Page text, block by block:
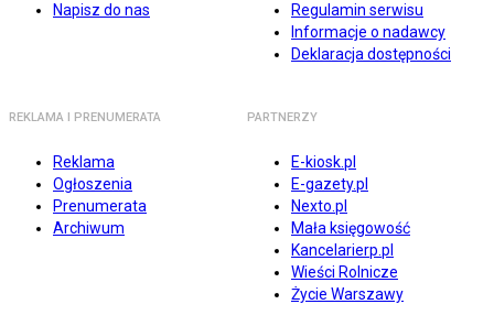
Napisz do nas
Regulamin serwisu
Informacje o nadawcy
Deklaracja dostępności
REKLAMA I PRENUMERATA
Reklama
Ogłoszenia
Prenumerata
Archiwum
PARTNERZY
E-kiosk.pl
E-gazety.pl
Nexto.pl
Mała księgowość
Kancelarierp.pl
Wieści Rolnicze
Życie Warszawy